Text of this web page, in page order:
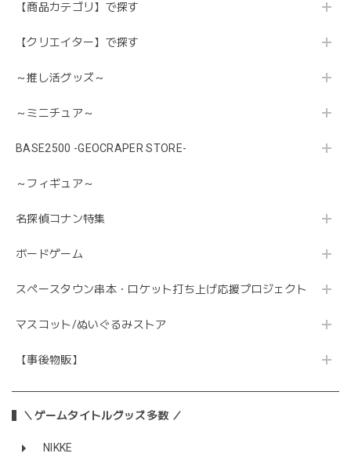
【商品カテゴリ】で探す
【クリエイター】で探す
～推し活グッズ～
～ミニチュア～
BASE2500 -GEOCRAPER STORE-
～フィギュア～
名探偵コナン特集
ボードゲーム
スペースタウン串本・ロケット打ち上げ応援プロジェクト
マスコット/ぬいぐるみストア
【事後物販】
＼ゲームタイトルグッズ多数 ／
NIKKE